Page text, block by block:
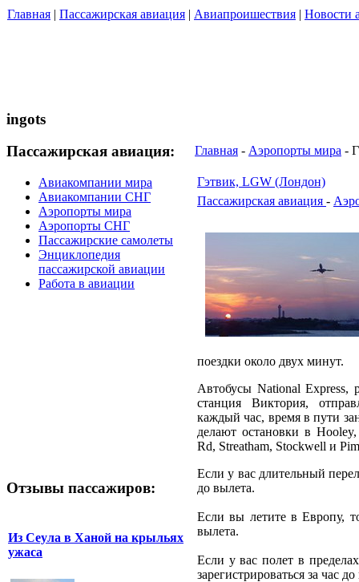
Главная | Пассажирская авиация | Авиапроишествия | Новости
ingots
Пассажирская авиация:
Авиакомпании мира
Авиакомпании СНГ
Аэропорты мира
Аэропорты СНГ
Пассажирские самолеты
Энциклопедия
пассажирской авиации
Работа в авиации
Отзывы пассажиров:
Из Сеула в Ханой на крыльях
ужаса
Главная - Аэропорты мира -
Гэтвик, LGW (Лондон)
Пассажирская авиация -
поездки около двух минут.
Автобусы National Express,
станция Виктория,
каждый час, время в пути
делают остановки в
Rd, Streatham, Stockwell и
Если у вас длительный
до вылета.
Если вы летите в Европу,
вылета.
Если у вас полет в
зарегистрироваться за час